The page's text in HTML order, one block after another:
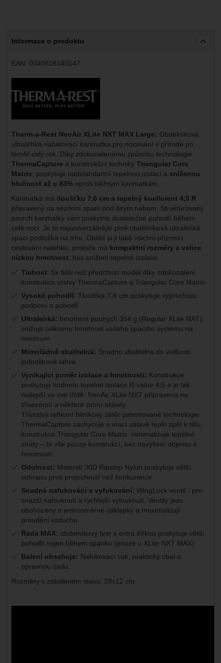
Informace o produktu
EAN: 0040818140147
Therm-a-Rest NeoAir XLite NXT MAX Large: Obdélníková
ultralehká nafukovací karimatka pro nocování v přírodě po
téměř celý rok. Díky zdokonalenému způsobu technologie
ThermaCapture a konstrukční techniky Triangular Core
Matrix , poskytuje nadstandartní tepelnou izolaci a sníženou
hlučnost až o 83%oproti běžným karimatkám.
Karimatka má tloušťku 7,6 cm a tepelný koeficient 4,5 R
připravený na sezónní spaní pod širým nebem. Strukturovaný
povrch karimatky vám poskytne dostatečné pohodlí během
celé noci. Je to nejuniverzálnější plně obdélníková ultralehká
spací podložka na trhu. Oblíbí si ji také všichni příznivci
cestování nalehko, protože má kompaktní rozměry a velice
nízkou hmotnost , bez snížení tepelné izolace.
Tichost: 5x tišší než předchozí model díky zdokonalení
konstrukce vrstvy ThermaCapture a Triangular Core Matrix
Vysoké pohodlí: Tloušťka 7,6 cm poskytuje výjimečnou
podporu a pohodlí
Ultralehká: hmotnost pouhých 354 g (Regular XLite NXT)
snižuje celkovou hmotnost vašeho spacího systému na
minimum
Mimořádně sbalitelná: Snadno sbalitelná do velikosti
jednolitrové lahve
Vynikající poměr izolace a hmotnosti: Konstrukce
poskytuje hodnotu tepelné izolace R-value 4,5 a je tak
nejlepší ve své třídě. NeoAir XLite NXT připravena na
třísezónní a některé zimní aktivity.
Třívrstvý reflexní hliníkový zátěr patentované technologie
ThermaCapture zachycuje a vrací sálavé teplo zpět k tělu,
konstrukce Triangular Core Matrix minimalizuje tepelné
ztráty – to vše pouze konstrukcí, bez navýšení objemu a
hmotnosti.
Odolnost: Materiál 30D Ripstop Nylon poskytuje větší
ochranu proti propíchnutí než konkurence.
Snadné nafukování a vyfukování: WingLock ventil - pro
snazší nafouknutí a rychlejší vyfouknutí. Ventily jsou
obohaceny o jednosměrné záklapky a maximalizují
proudění vzduchu.
Řada MAX: obdelníkový tvar s extra šířkou poskytuje větší
pohodlí nejen během spánku (pouze u XLite NXT MAX)
Balení obsahuje: Nafukovací vak, praktický obal a
opravnou sadu.
Rozměry v zabaleném stavu: 28x12 cm